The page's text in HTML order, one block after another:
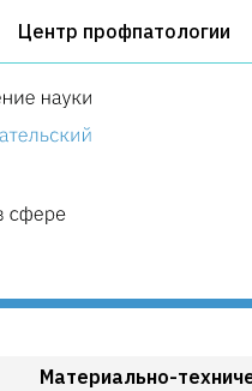
Центр профпатологии
Материально-